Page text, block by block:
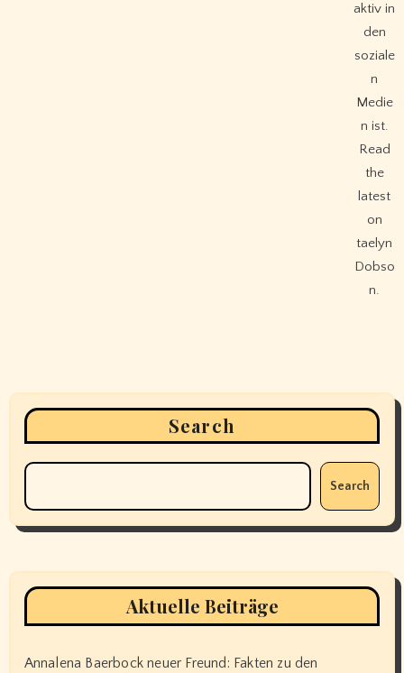
aktiv in
den
soziale
n
Medie
n ist.
Read
the
latest
on
taelyn
Dobso
n.
Search
Search
Aktuelle Beiträge
Annalena Baerbock neuer Freund: Fakten zu den